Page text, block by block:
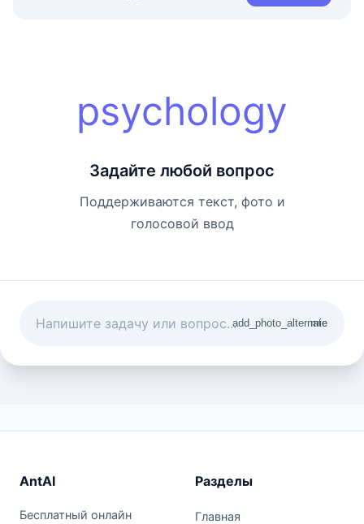
psychology
Задайте любой вопрос
Поддерживаются текст, фото и
голосовой ввод
add_photo_alternate
mic
AntAI
Бесплатный онлайн
Разделы
Главная